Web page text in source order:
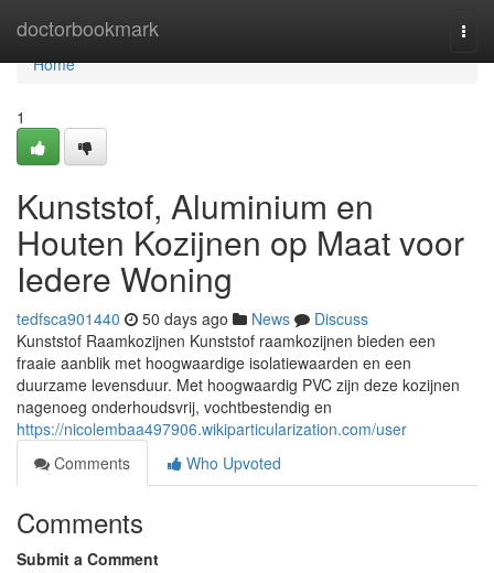
doctorbookmark
Home
Home
1
Kunststof, Aluminium en
Houten Kozijnen op Maat voor
Iedere Woning
tedfsca901440 50 days ago News
Discuss
Kunststof Raamkozijnen Kunststof raamkozijnen bieden een
fraaie aanblik met hoogwaardige isolatiewaarden en een
duurzame levensduur. Met hoogwaardig PVC zijn deze kozijnen
nagenoeg onderhoudsvrij, vochtbestendig en
https://nicolembaa497906.wikiparticularization.com/user
Comments
Who Upvoted
Comments
Submit a Comment